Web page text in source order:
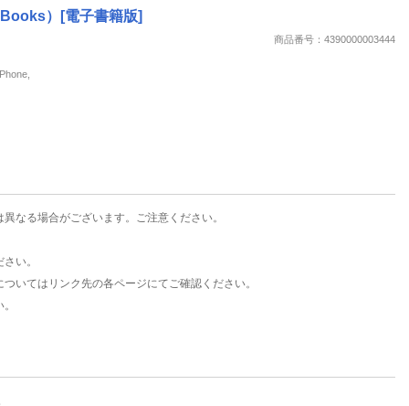
推し楽
）[電子書籍版]
商品番号：4390000003444
なる場合がございます。ご注意ください。
い。
いてはリンク先の各ページにてご確認ください。